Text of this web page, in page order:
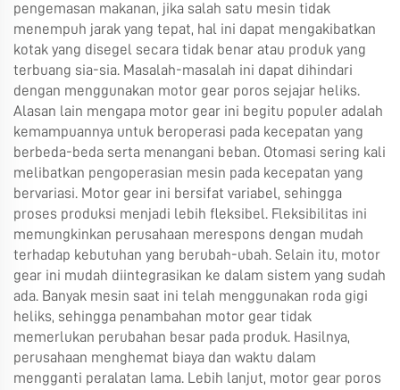
pengemasan makanan, jika salah satu mesin tidak
menempuh jarak yang tepat, hal ini dapat mengakibatkan
kotak yang disegel secara tidak benar atau produk yang
terbuang sia-sia. Masalah-masalah ini dapat dihindari
dengan menggunakan motor gear poros sejajar heliks.
Alasan lain mengapa motor gear ini begitu populer adalah
kemampuannya untuk beroperasi pada kecepatan yang
berbeda-beda serta menangani beban. Otomasi sering kali
melibatkan pengoperasian mesin pada kecepatan yang
bervariasi. Motor gear ini bersifat variabel, sehingga
proses produksi menjadi lebih fleksibel. Fleksibilitas ini
memungkinkan perusahaan merespons dengan mudah
terhadap kebutuhan yang berubah-ubah. Selain itu, motor
gear ini mudah diintegrasikan ke dalam sistem yang sudah
ada. Banyak mesin saat ini telah menggunakan roda gigi
heliks, sehingga penambahan motor gear tidak
memerlukan perubahan besar pada produk. Hasilnya,
perusahaan menghemat biaya dan waktu dalam
mengganti peralatan lama. Lebih lanjut, motor gear poros